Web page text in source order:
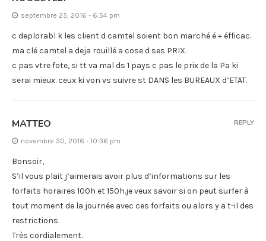
septembre 25, 2016 - 6:54 pm
c deplorabl k les client d camtel soient bon marché é + éfficac.
ma clé camtel a deja rouillé a cose d ses PRIX.
c pas vtre fote, si tt va mal ds 1 pays c pas le prix de la Pa ki
serai mieux. ceux ki von vs suivre st DANS les BUREAUX d’ETAT.
MATTEO
novembre 30, 2016 - 10:36 pm
Bonsoir,
S’il vous plait j’aimerais avoir plus d’informations sur les
forfaits horaires 100h et 150h.je veux savoir si on peut surfer à
tout moment de la journée avec ces forfaits ou alors y a t-il des
restrictions.
Très cordialement.
REPLY